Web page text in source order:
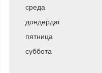
среда
дондердаг
пятница
суббота